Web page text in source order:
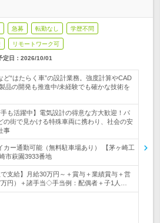
急募 転勤なし 学歴不問
リモートワーク可
定日： 2026/10/01
ど“はたらく車”の設計業務。強度計算やCAD
品の開発も推進中/未経験でも確かな技術を
手も活躍中】電気設計の得意な方大歓迎！パ
の街で見かける特殊車両に携わり、社会の安
事
カー通勤可能（無料駐車場あり） 【茅ヶ崎工
市萩園3933番地
で支給】月給30万円～＋賞与＋業績賞与＋営
円）＋諸手当◇手当例：配偶者＋子1人…